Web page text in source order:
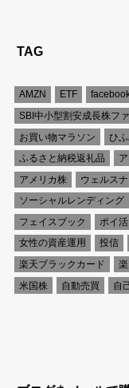
TAG
AMZN ETF
SBI中小型割安成長株フ
お買い物マラソン
ひ
ふるさと納税返礼品
アメリカ株
ウェルス
ソーシャルレンディング
フェイスブック
ポイ活
女性の資産運用
投信
楽天ブラックカード
米国株
自動売買 自